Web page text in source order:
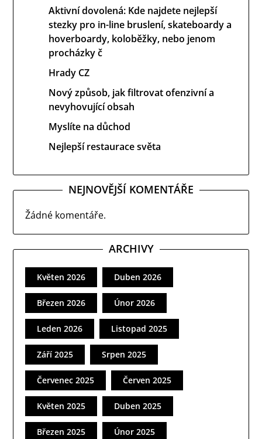
Aktivní dovolená: Kde najdete nejlepší
stezky pro in-line bruslení, skateboardy a
hoverboardy, koloběžky, nebo jenom
procházky č
Hrady CZ
Nový způsob, jak filtrovat ofenzivní a
nevyhovující obsah
Myslíte na důchod
Nejlepší restaurace světa
NEJNOVĚJŠÍ KOMENTÁŘE
Žádné komentáře.
ARCHIVY
Květen 2026 Duben 2026
Březen 2026 Únor 2026
Leden 2026 Listopad 2025
Září 2025 Srpen 2025
Červenec 2025 Červen 2025
Květen 2025 Duben 2025
Březen 2025 Únor 2025